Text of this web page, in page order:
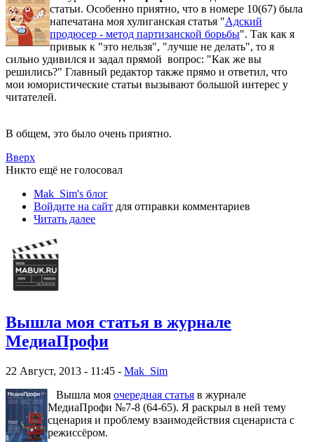
статьи. Особенно приятно, что в номере 10(67) была
напечатана моя хулиганская статья "Адский
продюсер - метод партизанской борьбы". Так как я
привык к "это нельзя", "лучше не делать", то я
сильно удивился и задал прямой вопрос: "Как же вы
решились?" Главный редактор также прямо и ответил, что
мои юмористические статьи вызывают большой интерес у
читателей.
В общем, это было очень приятно.
Вверх
Никто ещё не голосовал
Mak_Sim's блог
Войдите на сайт для отправки комментариев
Читать далее
Вышла моя статья в журнале
МедиаПрофи
22 Август, 2013 - 11:45 - Mak_Sim
Вышла моя очередная статья в журнале
МедиаПрофи №7-8 (64-65). Я раскрыл в ней тему
сценария и проблему взаимодействия сценариста с
режиссёром.